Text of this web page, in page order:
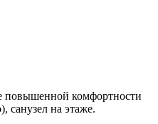
повышенной комфортности
санузел на этаже.